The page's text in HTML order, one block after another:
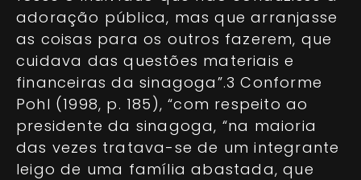
adoração pública, mas que arranjasse
as coisas para os outros fazerem, que
cuidava das questões materiais e
financeiras da sinagoga”.3 Conforme
Pohl (1998, p. 185), “com respeito ao
presidente da sinagoga, “na maioria
das vezes tratava-se de um integrante
leigo de uma família abastada, que